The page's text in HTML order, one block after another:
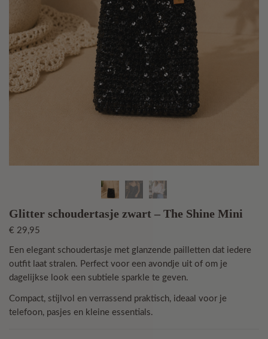
Glitter schoudertasje zwart – The Shine Mini
€ 29,95
Een elegant schoudertasje met glanzende pailletten dat iedere
outfit laat stralen. Perfect voor een avondje uit of om je
dagelijkse look een subtiele sparkle te geven.
Compact, stijlvol en verrassend praktisch, ideaal voor je
telefoon, pasjes en kleine essentials.